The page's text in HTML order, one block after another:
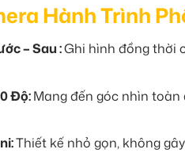
Hành Trình
– Sau :Ghi hình đồng thời
Độ:Mang đến góc nhìn
Thiết kế nhỏ gọn, không